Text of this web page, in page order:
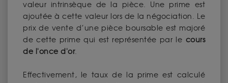
valeur intrinsèque de la pièce. Une prime est
ajoutée à cette valeur lors de la négociation. Le
prix de vente d’une pièce boursable est majoré
de cette prime qui est représentée par le cours
de l'once d'or.
Effectivement, le taux de la prime est calculé